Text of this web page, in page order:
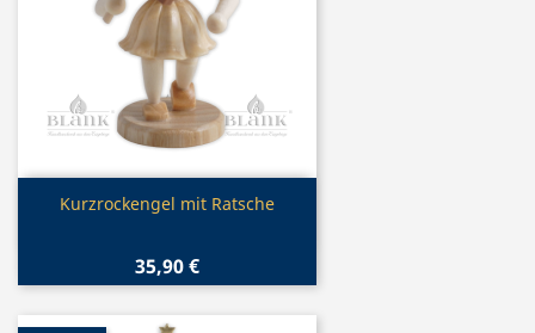
Vorschau
Kurzrockengel mit Ratsche
35,90 €